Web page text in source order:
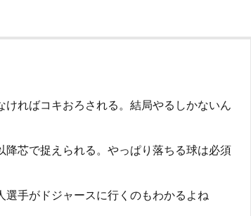
ればコキおろされる。結局やるしかないん
芯で捉えられる。やっぱり落ちる球は必須
手がドジャースに行くのもわかるよね